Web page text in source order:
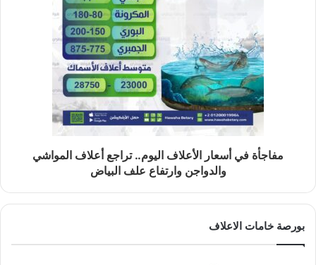
مفاجأة في أسعار الأعلاف اليوم.. تراجع أعلاف المواشي
والدواجن وارتفاع علف البياض
بورصة خامات الاعلاف